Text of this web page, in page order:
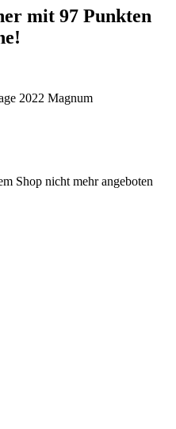
mit 97 Punkten
2022 Magnum
Shop nicht mehr angeboten